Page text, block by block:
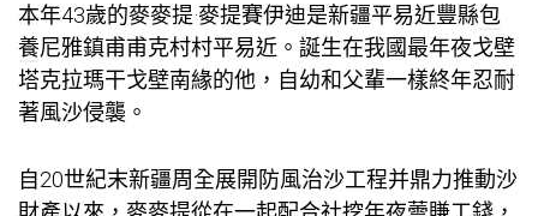
本年43歲的麥麥提·麥提賽伊迪是新疆平易近豐縣包
養尼雅鎮甫甫克村村平易近。誕生在我國最年夜戈壁
塔克拉瑪干戈壁南緣的他，自幼和父輩一樣終年忍耐
著風沙侵襲。
自20世紀末新疆周全展開防風治沙工程并鼎力推動沙